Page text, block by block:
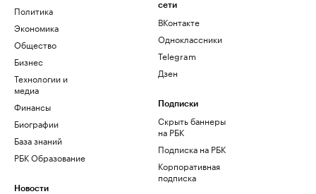
Политика
Экономика
Общество
Бизнес
Технологии и
медиа
Финансы
Биографии
База знаний
РБК Образование
Новости
сети
ВКонтакте
Одноклассники
Telegram
Дзен
Подписки
Скрыть баннеры
на РБК
Подписка на РБК
Корпоративная
подписка